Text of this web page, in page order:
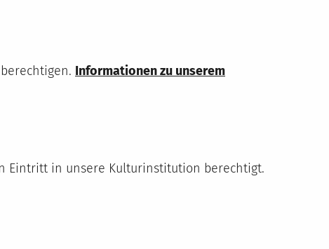
Informationen zu unserem
Eintritt in unsere Kulturinstitution berechtigt.